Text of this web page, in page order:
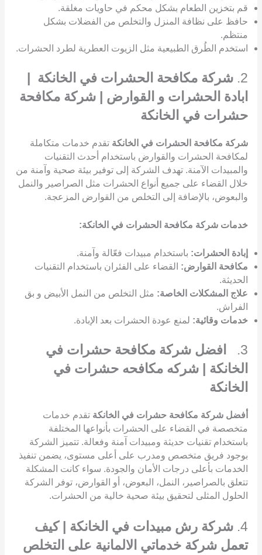
قم بتخزين الطعام بشكل محكم في حاويات مغلقة.
حافظ على نظافة المنزل والتخلص من الفضلات بشكل
منتظم.
استخدم الطُرق الطبيعية مثل الزيوت العطرية لطرد الحشرات.
2. شركة مكافحة الحشرات في الخانكة |
ابادة الحشرات و القوارض | شركة مكافحة
حشرات في الخانكة
شركة مكافحة الحشرات في الخانكة تقدم خدمات متكاملة
لمكافحة الحشرات والقوارض باستخدام أحدث التقنيات
والمبيدات الآمنة. تهدف الشركة إلى توفير بيئة صحية وآمنة من
خلال القضاء على جميع أنواع الحشرات مثل الصراصير والنمل
والبعوض، بالإضافة إلى التخلص من القوارض المزعجة.
خدمات شركة مكافحة الحشرات في الخانكة:
إبادة الحشرات: باستخدام مبيدات فعّالة وآمنة.
مكافحة القوارض: القضاء على الفئران باستخدام التقنيات
الحديثة.
علاج المشكلات الخاصة: مثل التخلص من النمل الأبيض و بق
الفراش.
خدمات وقائية: لمنع عودة الحشرات بعد الإبادة.
3.
افضل شركة مكافحة حشرات في
الخانكة | شركه مكافحه حشرات في
الخانكة
أفضل شركة مكافحة حشرات في الخانكة تقدم خدمات
متخصصة في القضاء على الحشرات بأنواعها المختلفة
باستخدام تقنيات حديثة ومبيدات آمنة وفعالة. تتميز الشركة
بوجود فريق متخصص ومدرب على أعلى مستوى، يضمن تنفيذ
الخدمات بأعلى درجات الأمان والجودة. سواء كانت المشكلة
تتعلق بالصراصير، النمل، البعوض، أو القوارض، توفر الشركة
الحلول المثلى لتحقيق بيئة صحية خالية من الحشرات.
4. شركة رش مبيدات في الخانكة | كيف
تعمل شركة خدماتي الالمانية على التخلص